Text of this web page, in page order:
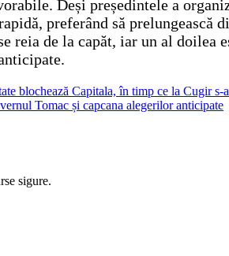
Deși președintele a
preferând să
reia de la capăt, iar un al
blochează Capitala, în timp ce la Cugir s-
Tomac și capcana alegerilor anticipate
sigure.